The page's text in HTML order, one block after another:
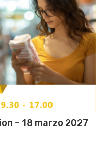
– 18 marzo 2027